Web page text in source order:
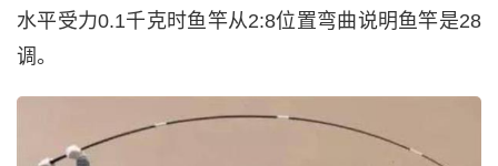
水平受力0.1千克时鱼竿从2:8位置弯曲说明鱼竿是28
调。